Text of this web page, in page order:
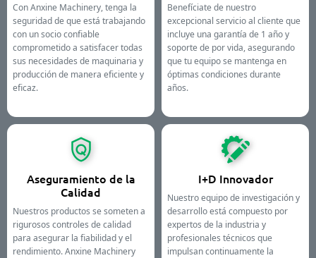
Con Anxine Machinery, tenga la
seguridad de que está trabajando
con un socio confiable
comprometido a satisfacer todas
sus necesidades de maquinaria y
producción de manera eficiente y
eficaz.
Benefíciate de nuestro
excepcional servicio al cliente que
incluye una garantía de 1 año y
soporte de por vida, asegurando
que tu equipo se mantenga en
óptimas condiciones durante
años.
Aseguramiento de la
Calidad
Nuestros productos se someten a
rigurosos controles de calidad
para asegurar la fiabilidad y el
rendimiento. Anxine Machinery
I+D Innovador
Nuestro equipo de investigación y
desarrollo está compuesto por
expertos de la industria y
profesionales técnicos que
impulsan continuamente la